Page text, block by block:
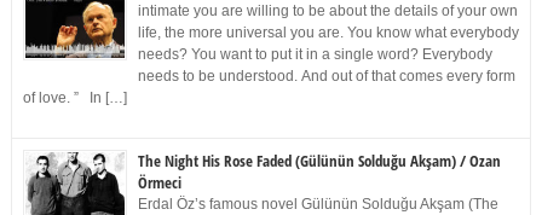
intimate you are willing to be about the details of your own
life, the more universal you are. You know what everybody
needs? You want to put it in a single word? Everybody
needs to be understood. And out of that comes every form
of love. ” In […]
The Night His Rose Faded (Gülünün Solduğu Akşam) / Ozan
Örmeci
Erdal Öz’s famous novel Gülünün Solduğu Akşam (The